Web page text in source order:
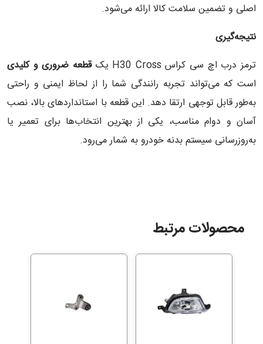
اصلی و تضمین سلامت کالا ارائه می‌شود.
نتیجه‌گیری
ترمز درب اچ سی کراس H30 Cross یک
قطعه ضروری و کلیدی
است که می‌تواند تجربه رانندگی شما را از لحاظ ایمنی و راحتی
به‌طور قابل توجهی ارتقا دهد. این قطعه با استانداردهای بالا، نصب
آسان و دوام مناسب، یکی از بهترین انتخاب‌ها برای تعمیر یا
به‌روزرسانی سیستم بدنه خودرو به شمار می‌رود.
محصولات مرتبط